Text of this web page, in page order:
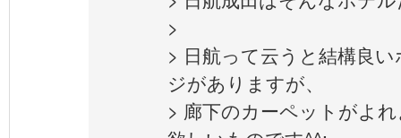
>
> 日航って云うと結構良
ジがありますが、
> 廊下のカーペットがよ